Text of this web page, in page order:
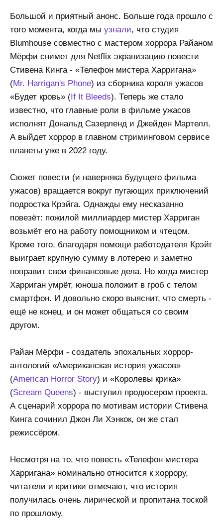
Большой и приятный анонс. Больше года прошло с
того момента, когда мы узнали, что студия
Blumhouse совместно с мастером хоррора Райаном
Мёрфи снимет для Netflix экранизацию повести
Стивена Кинга - «Телефон мистера Харригана»
(Mr. Harrigan's Phone) из сборника короля ужасов
«Будет кровь» (If It Bleeds). Теперь же стало
известно, что главные роли в фильме ужасов
исполнят Дональд Сазерленд и Джейден Мартелл.
А выйдет хоррор в главном стриминговом сервисе
планеты уже в 2022 году.
Сюжет повести (и наверняка будущего фильма
ужасов) вращается вокруг пугающих приключений
подростка Крэйга. Однажды ему несказанно
повезёт: пожилой миллиардер мистер Харриган
возьмёт его на работу помощником и чтецом.
Кроме того, благодаря помощи работодателя Крэйг
выиграет крупную сумму в лотерею и заметно
поправит свои финансовые дела. Но когда мистер
Харриган умрёт, юноша положит в гроб с телом
смартфон. И довольно скоро выяснит, что смерть -
ещё не конец, и он может общаться со своим
другом.
Райан Мёрфи - создатель эпохальных хоррор-
антологий «Американская история ужасов»
(American Horror Story) и «Королевы крика»
(Scream Queens) - выступил продюсером проекта.
А сценарий хоррора по мотивам истории Стивена
Кинга сочинил Джон Ли Хэнкок, он же стал
режиссёром.
Несмотря на то, что повесть «Телефон мистера
Харригана» номинально относится к хоррору,
читатели и критики отмечают, что история
получилась очень лирической и пропитана тоской
по прошлому.